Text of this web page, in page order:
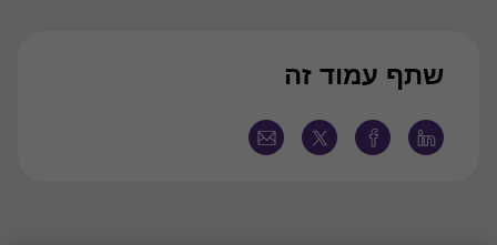
שתף עמוד זה